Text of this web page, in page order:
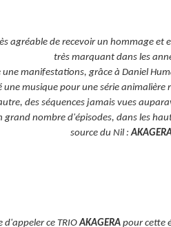
agréable de recevoir un hommage et
très marquant dans les
une manifestations, grâce à Daniel
une musique pour une série animalière
des séquences jamais vues
nombre d'épisodes, dans les
source du Nil :
d'appeler ce TRIOAKAGERA pour cette